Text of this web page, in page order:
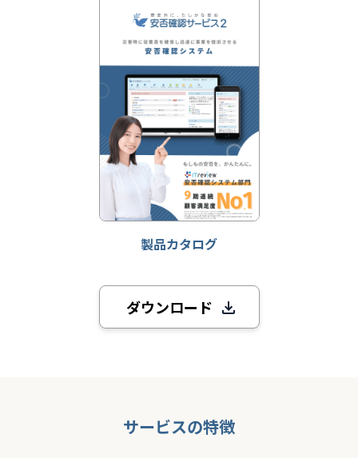
製品カタログ
ダウンロード
サービスの特徴